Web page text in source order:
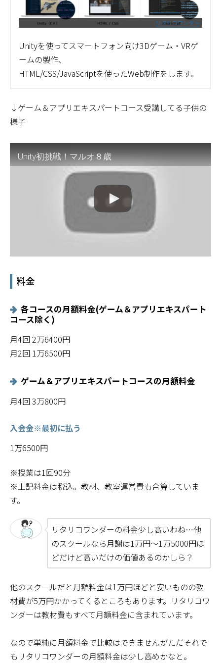
リタリコワンダー
Unityを使ってスマートフォン向け3Dゲーム・VRゲ
ームの製作、
HTML/CSS/JavaScriptを使ったWeb制作をします。
↓ゲーム＆アプリエキスパートコース受講してる子供の
様子
Unity初挑戦！マルオ８歳
料金
各コースの月額料金(ゲーム＆アプリエキスパート
コース除く)
月4回 2万6400円
月2回 1万6500円
ゲーム＆アプリエキスパートコースの月額料金
月4回 3万800円
入会金※最初に払う
1万6500円
※授業は1回90分
※上記料金は税込。教材、教室運営費も合算していま
す。
リタリコワンダーの料金少し高いわね…他
のスクールなら月謝は1万円～1万5000円ほ
どだけど高いだけの価値あるのかしら？
他のスクールだと月額料金は1万円ほどと安いものの教
材費が5万円かかってくるところもあります。リタリコワ
ンダーは教材費もすべて月額料金に含まれています。
なので単純に月額料金で比較はできませんがただそれで
もリタリコワンダーの月額料金は少し高めかなと。